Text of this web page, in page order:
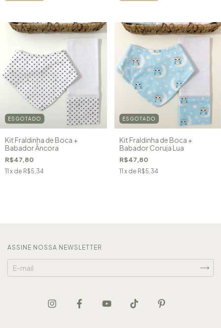
ESGOTADO
Kit Fraldinha de Boca +
Babador Âncora
R$47,80
11 x de R$5,34
ESGOTADO
Kit Fraldinha de Boca +
Babador Coruja Lua
R$47,80
11 x de R$5,34
ASSINE NOSSA NEWSLETTER